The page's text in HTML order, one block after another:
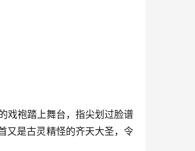
戏袍踏上舞台，指尖划过脸谱
又是古灵精怪的齐天大圣，令